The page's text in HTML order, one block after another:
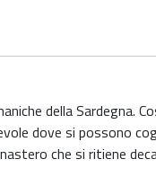
della Sardegna.
dove si possono
che si ritiene